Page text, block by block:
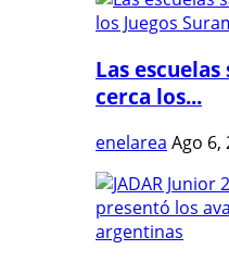
Las
cerca los...
enelarea Ago 6,